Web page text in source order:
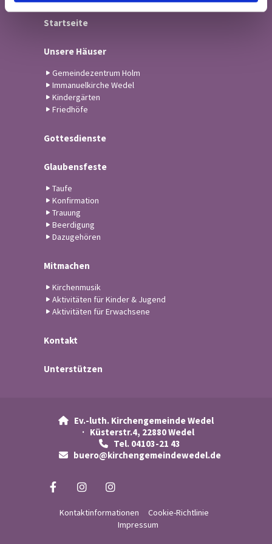
Startseite
Unsere Häuser
Gemeindezentrum Holm
Immanuelkirche Wedel
Kindergärten
Friedhöfe
Gottesdienste
Glaubensfeste
Taufe
Konfirmation
Trauung
Beerdigung
Dazugehören
Mitmachen
Kirchenmusik
Aktivitäten für Kinder & Jugend
Aktivitäten für Erwachsene
Kontakt
Unterstützen

Ev.-luth. Kirchengemeinde Wedel
· Küsterstr.4, 22880 Wedel
 Tel. 04103-21 43
buero@kirchengemeindewedel.de
Kontaktinformationen
Cookie-Richtlinie
Impressum